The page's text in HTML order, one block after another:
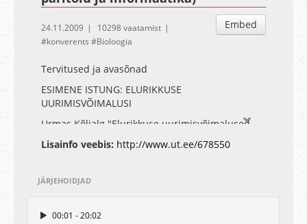
Embed
24.11.2009
10298 vaatamist
konverents
Bioloogia
Tervitused ja avasõnad
ESIMENE ISTUNG: ELURIKKUSE
UURIMISVÕIMALUSI
Urmas Kõljalg "Elurikkuse uurimisvõimalused
150 aastat pärast "Liikide tekkimise" ilmumist"
Lisainfo veebis: http://www.ut.ee/678550
JÄRJEHOIDJAD
00:01 - 20:02